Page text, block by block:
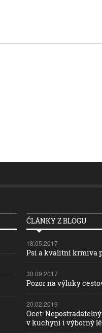
ČLÁNKY Z BLOGU
18.05.2017
Psi a kvalitní krmiva
30.09.2017
Pozor na výluky
20.02.2019
Ocet:
v kuchyni i výborný